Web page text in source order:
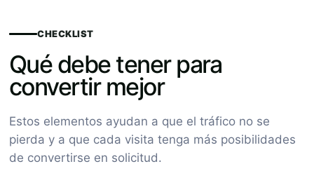
CHECKLIST
Qué debe tener para
convertir mejor
Estos elementos ayudan a que el tráfico no se
pierda y a que cada visita tenga más posibilidades
de convertirse en solicitud.